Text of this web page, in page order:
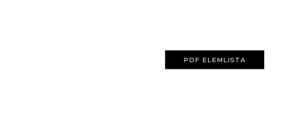
PDF ELEMLISTA